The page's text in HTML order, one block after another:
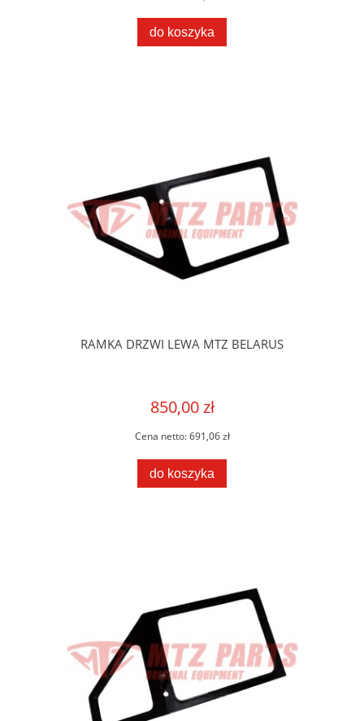
do koszyka
RAMKA DRZWI LEWA MTZ BELARUS
850,00 zł
Cena netto:691,06 zł
do koszyka